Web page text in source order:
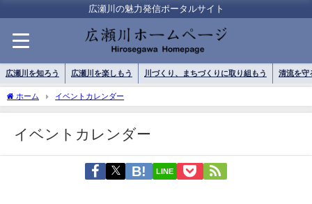
広瀬川の魅力発信ポータルサイト
広瀬川を知ろう 広瀬川を楽しもう 川づくり、まちづくりに取り組もう 清流を守
ホーム イベントカレンダー
イベントカレンダー
LINE
02:00
03:00
04:00